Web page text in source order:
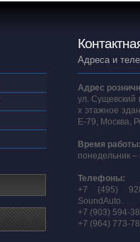
Адреса и
Адрес
ул. Сущевский
х этажное
E-79, Москва,
Время
понедельник –
Телефоны:
+7 (495)
SoundAuto.
+7 (903) 594-
+7 (964) 773-